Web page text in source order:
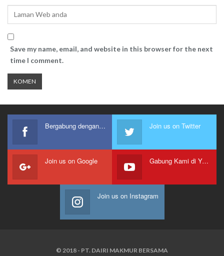
Save my name, email, and website in this browser for the next
time I comment.
Bergabung dengan kami Join us on Twitter
Join us on Google Gabung Kami di Youtube
Join us on Instagram
© 2018 - PT. DAIRI MAKMUR BERSAMA